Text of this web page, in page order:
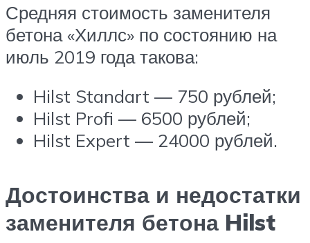
Средняя стоимость заменителя
бетона «Хиллс» по состоянию на
июль 2019 года такова:
Hilst Standart — 750 рублей;
Hilst Profi — 6500 рублей;
Hilst Expert — 24000 рублей.
Достоинства и недостатки
заменителя бетона Hilst